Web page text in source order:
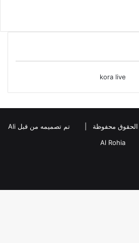
kora live
تم تصميمه من قبل Ali
Al Rohia